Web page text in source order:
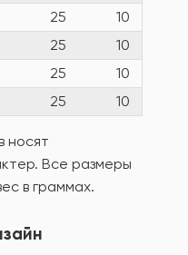
25
10
25
10
25
10
25 10
носят
Все размеры
в граммах.